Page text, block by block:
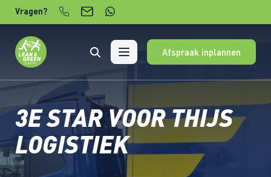
Verder naar content
Vragen?
Afspraak inplannen
3E STAR VOOR THIJS
LOGISTIEK